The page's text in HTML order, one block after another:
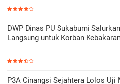
DWP Dinas PU Sukabumi
Langsung untuk Korban
P3A Cinangsi Sejahtera Lolos Uji